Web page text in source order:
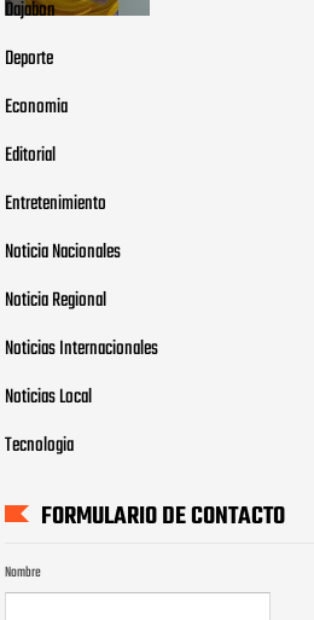
Dajabon
Deporte
Economia
Editorial
Entretenimiento
Noticia Nacionales
Noticia Regional
Noticias Internacionales
Noticias Local
Tecnologia
FORMULARIO DE CONTACTO
Nombre